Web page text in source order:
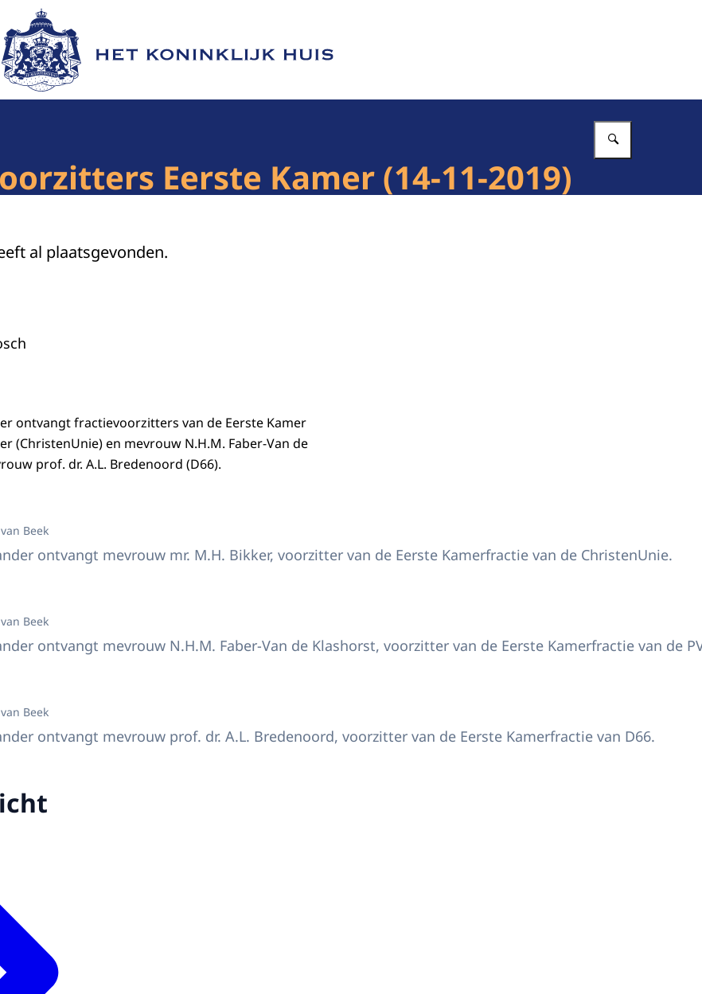
Naar de homepage van Het Koninklijk Huis
Eerste Kamer (14-11-2019)
al plaatsgevonden.
ontvangt fractievoorzitters van de Eerste Kamer
(ChristenUnie) en mevrouw N.H.M. Faber-Van de
prof. dr. A.L. Bredenoord (D66).
Beek
ontvangt mevrouw mr. M.H. Bikker, voorzitter van de Eerste Kamerfractie van de ChristenUnie.
Beek
ontvangt mevrouw N.H.M. Faber-Van de Klashorst, voorzitter van de Eerste Kamerfractie van de
Beek
ontvangt mevrouw prof. dr. A.L. Bredenoord, voorzitter van de Eerste Kamerfractie van D66.